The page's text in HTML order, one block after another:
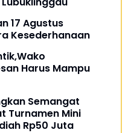
17 Agustus
Kesederhanaan
Harus Mampu
Semangat
Turnamen Mini
Rp50 Juta